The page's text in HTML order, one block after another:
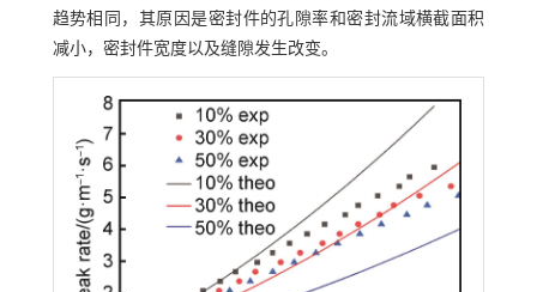
趋势相同，其原因是密封件的孔隙率和密封流域横截面积
减小，密封件宽度以及缝隙发生改变。